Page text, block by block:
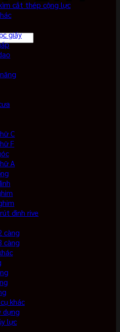
cắt thép cộng lực
giấy
C
F
A
đinh rive
càng
càng
khác
dựng
lực